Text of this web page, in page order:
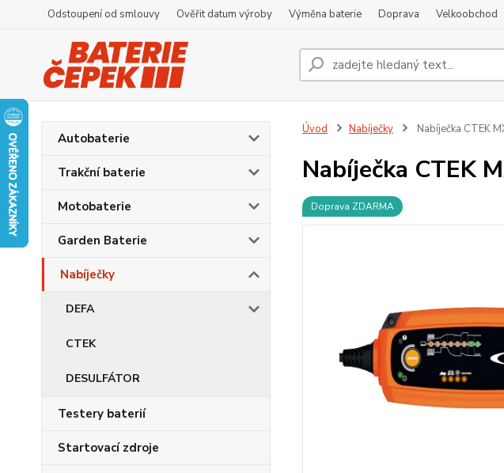
Odstoupení od smlouvy Ověřit datum výroby Výměna baterie Doprava Velkoobchod
Autobaterie
Trakční baterie
Motobaterie
Garden Baterie
Nabíječky
DEFA
CTEK
DESULFÁTOR
Testery baterií
Startovací zdroje
Úvod Nabíječky Nabíječka CTEK
Nabíječka CTEK
Doprava ZDARMA